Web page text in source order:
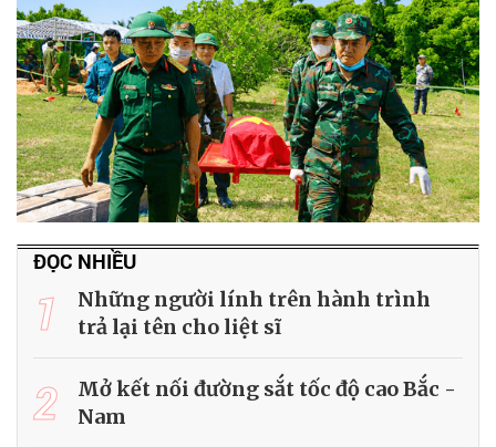
ĐỌC NHIỀU
1
Những người lính trên hành trình
trả lại tên cho liệt sĩ
2
Mở kết nối đường sắt tốc độ cao Bắc -
Nam